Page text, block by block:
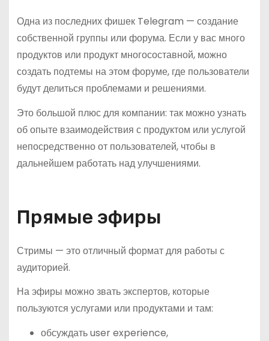
Одна из последних фишек Telegram — создание
собственной группы или форума. Если у вас много
продуктов или продукт многосоставной, можно
создать подтемы на этом форуме, где пользователи
будут делиться проблемами и решениями.
Это большой плюс для компании: так можно узнать
об опыте взаимодействия с продуктом или услугой
непосредственно от пользователей, чтобы в
дальнейшем работать над улучшениями.
Прямые эфиры
Стримы — это отличный формат для работы с
аудиторией.
На эфиры можно звать экспертов, которые
пользуются услугами или продуктами и там:
обсуждать user experience,